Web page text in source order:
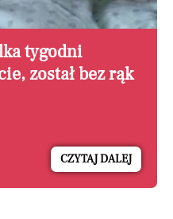
tygodni
został bez rąk
CZYTAJ DALEJ